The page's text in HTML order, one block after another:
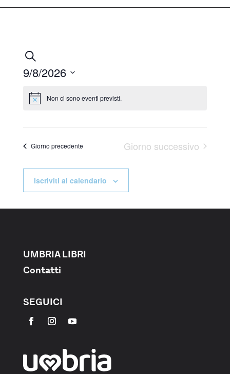
Eventi
Ricerca
e
viste
Navigazione
Cerca
9/8/2026
la Notice Non ci sono eventi previsti.
Giorno precedente Giorno successivo
Iscriviti al calendario
UMBRIA LIBRI
Contatti
SEGUICI